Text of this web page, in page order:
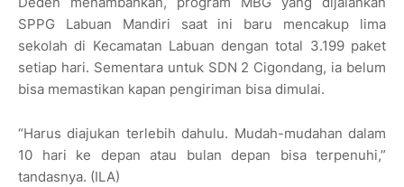
SPPG Labuan Mandiri saat ini baru mencakup lima
sekolah di Kecamatan Labuan dengan total 3.199 paket
setiap hari. Sementara untuk SDN 2 Cigondang, ia belum
bisa memastikan kapan pengiriman bisa dimulai.
“Harus diajukan terlebih dahulu. Mudah-mudahan dalam
10 hari ke depan atau bulan depan bisa terpenuhi,”
tandasnya. (ILA)